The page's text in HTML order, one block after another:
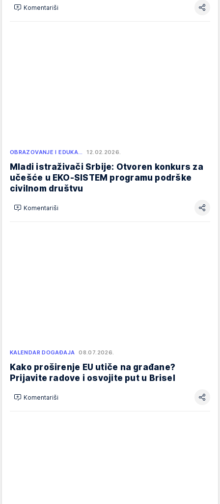
Komentariši
OBRAZOVANJE I EDUKA… 12.02.2026.
Mladi istraživači Srbije: Otvoren konkurs za
učešće u EKO-SISTEM programu podrške
civilnom društvu
Komentariši
KALENDAR DOGAĐAJA 08.07.2026.
Kako proširenje EU utiče na građane?
Prijavite radove i osvojite put u Brisel
Komentariši